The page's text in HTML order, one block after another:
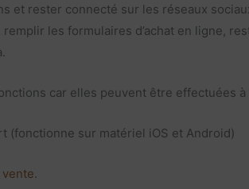
et rester connecté sur les réseaux
les formulaires d’achat en ligne,
car elles peuvent être effectuées à
(fonctionne sur matériel iOS et Android)